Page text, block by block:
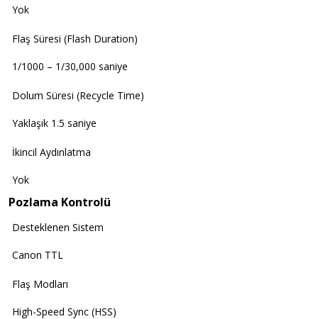
Yok
Flaş Süresi (Flash Duration)
1/1000 – 1/30,000 saniye
Dolum Süresi (Recycle Time)
Yaklaşık 1.5 saniye
İkincil Aydınlatma
Yok
Pozlama Kontrolü
Desteklenen Sistem
Canon TTL
Flaş Modları
High-Speed Sync (HSS)